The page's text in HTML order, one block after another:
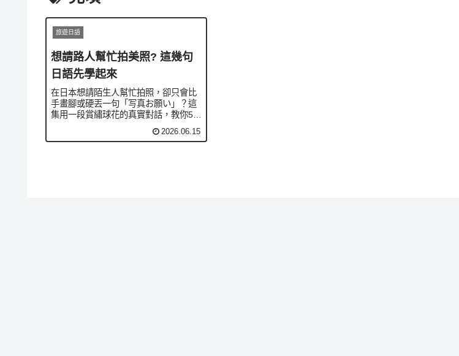
旅遊日語
想請路人幫忙拍美照? 這幾句
日語先學起來
在日本想請陌生人幫忙拍照，卻只會比
手畫腳或硬丟一句「写真お願い」？這
集用一段賞繡球花的真實對話，教你5句
最實用的口語，從魔法句「写真を撮っ
ていただけますか」到「もう一枚お願
2026.06.15